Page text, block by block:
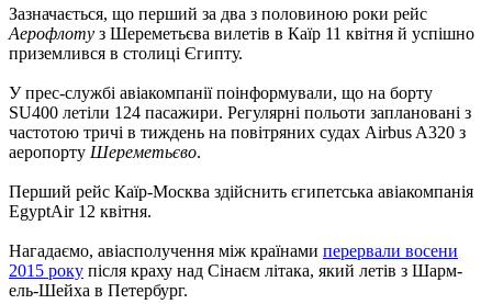
Зазначається, що перший за два з половиною роки рейс
Аерофлоту з Шереметьєва вилетів в Каїр 11 квітня й успішно
приземлився в столиці Єгипту.
У прес-службі авіакомпанії поінформували, що на борту
SU400 летіли 124 пасажири. Регулярні польоти заплановані з
частотою тричі в тиждень на повітряних судах Airbus A320 з
аеропорту Шереметьєво.
Перший рейс Каїр-Москва здійснить єгипетська авіакомпанія
EgyptAir 12 квітня.
Нагадаємо, авіасполучення між країнами перервали восени
2015 року після краху над Сінаєм літака, який летів з Шарм-
ель-Шейха в Петербург.